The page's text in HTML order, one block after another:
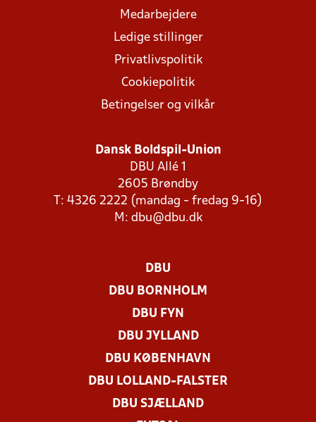
Medarbejdere
Ledige stillinger
Privatlivspolitik
Cookiepolitik
Betingelser og vilkår
Dansk Boldspil-Union
DBU Allé 1
2605 Brøndby
T: 4326 2222 (mandag - fredag 9-16)
M: dbu@dbu.dk
DBU
DBU BORNHOLM
DBU FYN
DBU JYLLAND
DBU KØBENHAVN
DBU LOLLAND-FALSTER
DBU SJÆLLAND